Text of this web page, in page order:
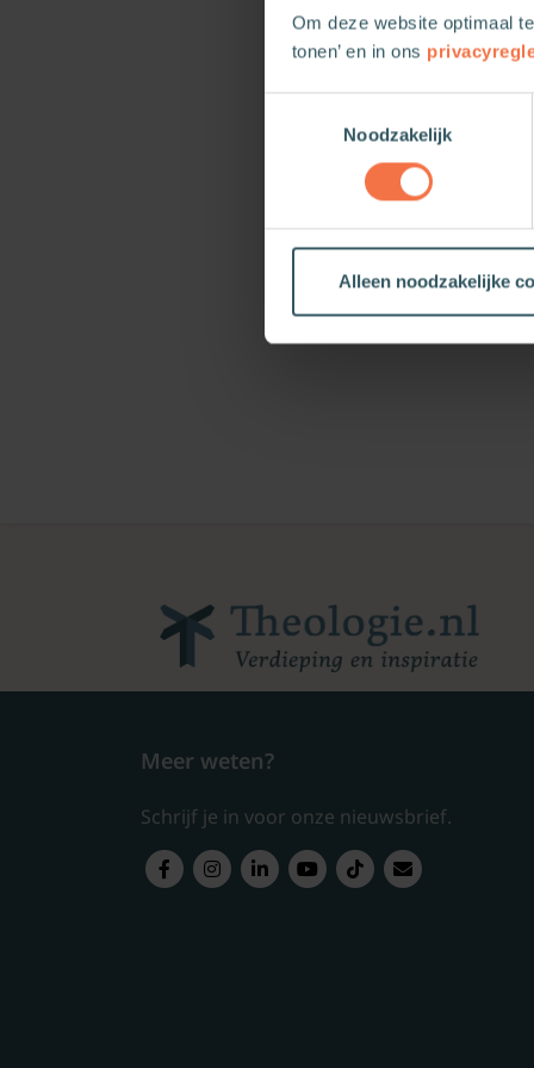
Om deze website optimaal
tonen’ en in ons
Noodzakelijk
Alleen noodzakelijke
De
Je
Meer weten?
Schrijf je in voor onze nieuwsbrief.